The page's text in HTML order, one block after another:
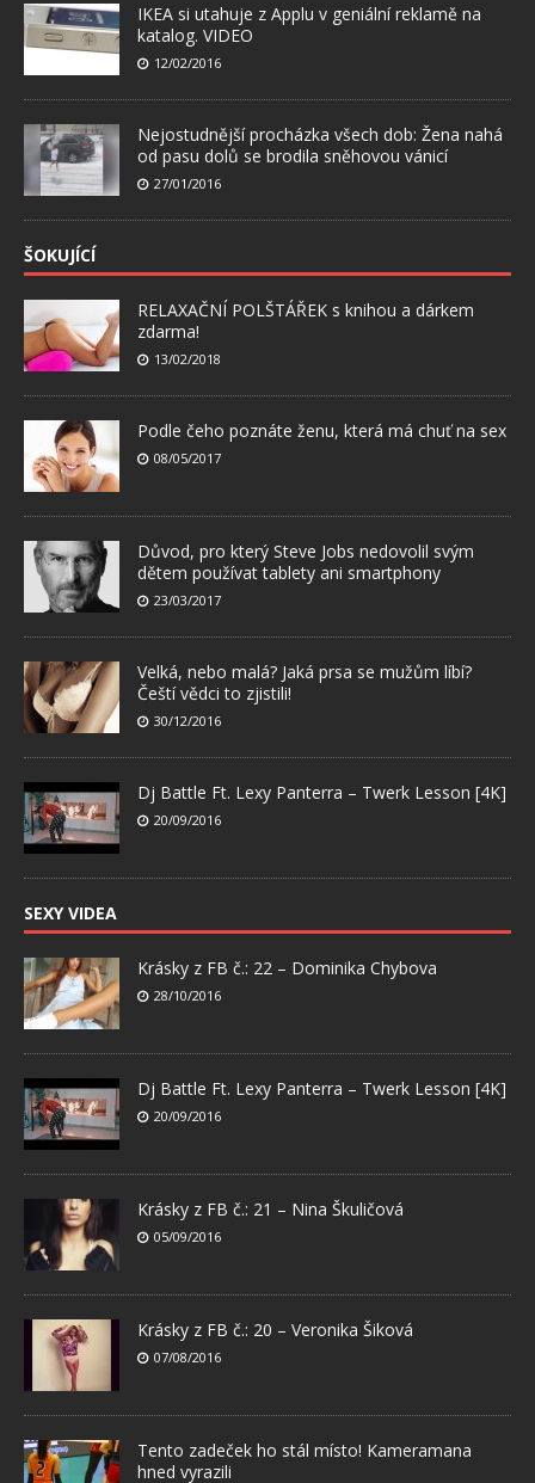
IKEA si utahuje z Applu v geniální reklamě na
katalog. VIDEO
12/02/2016
Nejostudnější procházka všech dob: Žena nahá
od pasu dolů se brodila sněhovou vánicí
27/01/2016
ŠOKUJÍCÍ
RELAXAČNÍ POLŠTÁŘEK s knihou a dárkem
zdarma!
13/02/2018
Podle čeho poznáte ženu, která má chuť na sex
08/05/2017
Důvod, pro který Steve Jobs nedovolil svým
dětem používat tablety ani smartphony
23/03/2017
Velká, nebo malá? Jaká prsa se mužům líbí?
Čeští vědci to zjistili!
30/12/2016
Dj Battle Ft. Lexy Panterra – Twerk Lesson [4K]
20/09/2016
SEXY VIDEA
Krásky z FB č.: 22 – Dominika Chybova
28/10/2016
Dj Battle Ft. Lexy Panterra – Twerk Lesson [4K]
20/09/2016
Krásky z FB č.: 21 – Nina Škuličová
05/09/2016
Krásky z FB č.: 20 – Veronika Šiková
07/08/2016
Tento zadeček ho stál místo! Kameramana
hned vyrazili